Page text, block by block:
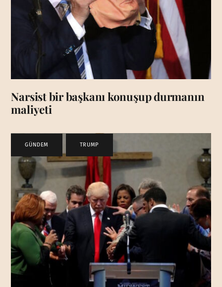
Narsist bir başkanı konuşup durmanın
maliyeti
GÜNDEM TRUMP